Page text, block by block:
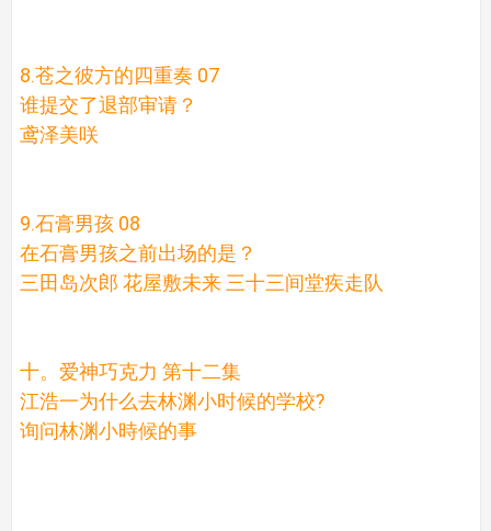
8.苍之彼方的四重奏 07
谁提交了退部审请？
鸢泽美咲
9.石膏男孩 08
在石膏男孩之前出场的是？
三田岛次郎 花屋敷未来 三十三间堂疾走队
十。爱神巧克力 第十二集
江浩一为什么去林渊小时候的学校?
询问林渊小時候的事